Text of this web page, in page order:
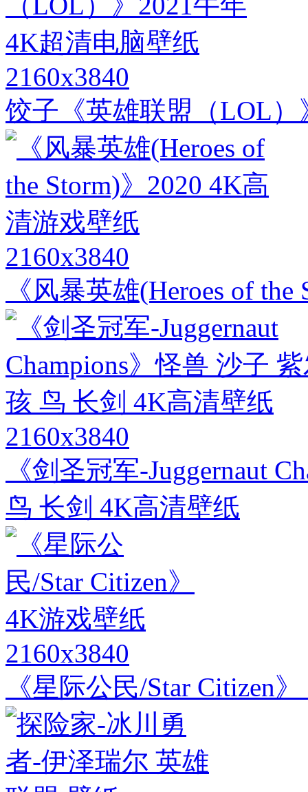
2160x3840
饺子《英雄联盟（LOL
2160x3840
《风暴英雄(Heroes of
2160x3840
《剑圣冠军-Juggernaut
鸟 长剑 4K高清壁纸
2160x3840
《星际公民/Star Citizen